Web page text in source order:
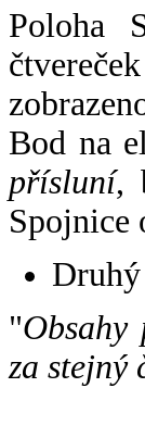
Poloha
Bod na
přísluní,
Spojnice
"Obsahy
za stejný